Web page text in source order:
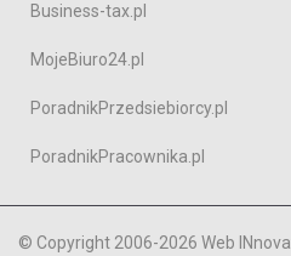
Business-tax.pl
MojeBiuro24.pl
PoradnikPrzedsiebiorcy.pl
PoradnikPracownika.pl
© Copyright 2006-2026 Web